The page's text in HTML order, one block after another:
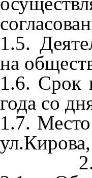
1.5.
на
1.6. Срок
года со
1.7.